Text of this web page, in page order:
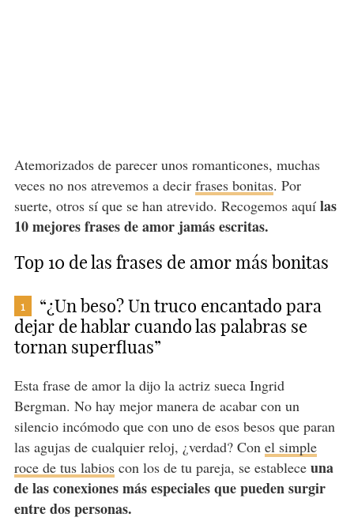
Atemorizados de parecer unos romanticones, muchas
veces no nos atrevemos a decir frases bonitas. Por
suerte, otros sí que se han atrevido. Recogemos aquí las
10 mejores frases de amor jamás escritas.
Top 10 de las frases de amor más bonitas
1
“¿Un beso? Un truco encantado para
dejar de hablar cuando las palabras se
tornan superfluas”
Esta frase de amor la dijo la actriz sueca Ingrid
Bergman. No hay mejor manera de acabar con un
silencio incómodo que con uno de esos besos que paran
las agujas de cualquier reloj, ¿verdad? Con el simple
roce de tus labioscon los de tu pareja, se establece una
de las conexiones más especiales que pueden surgir
entre dos personas.